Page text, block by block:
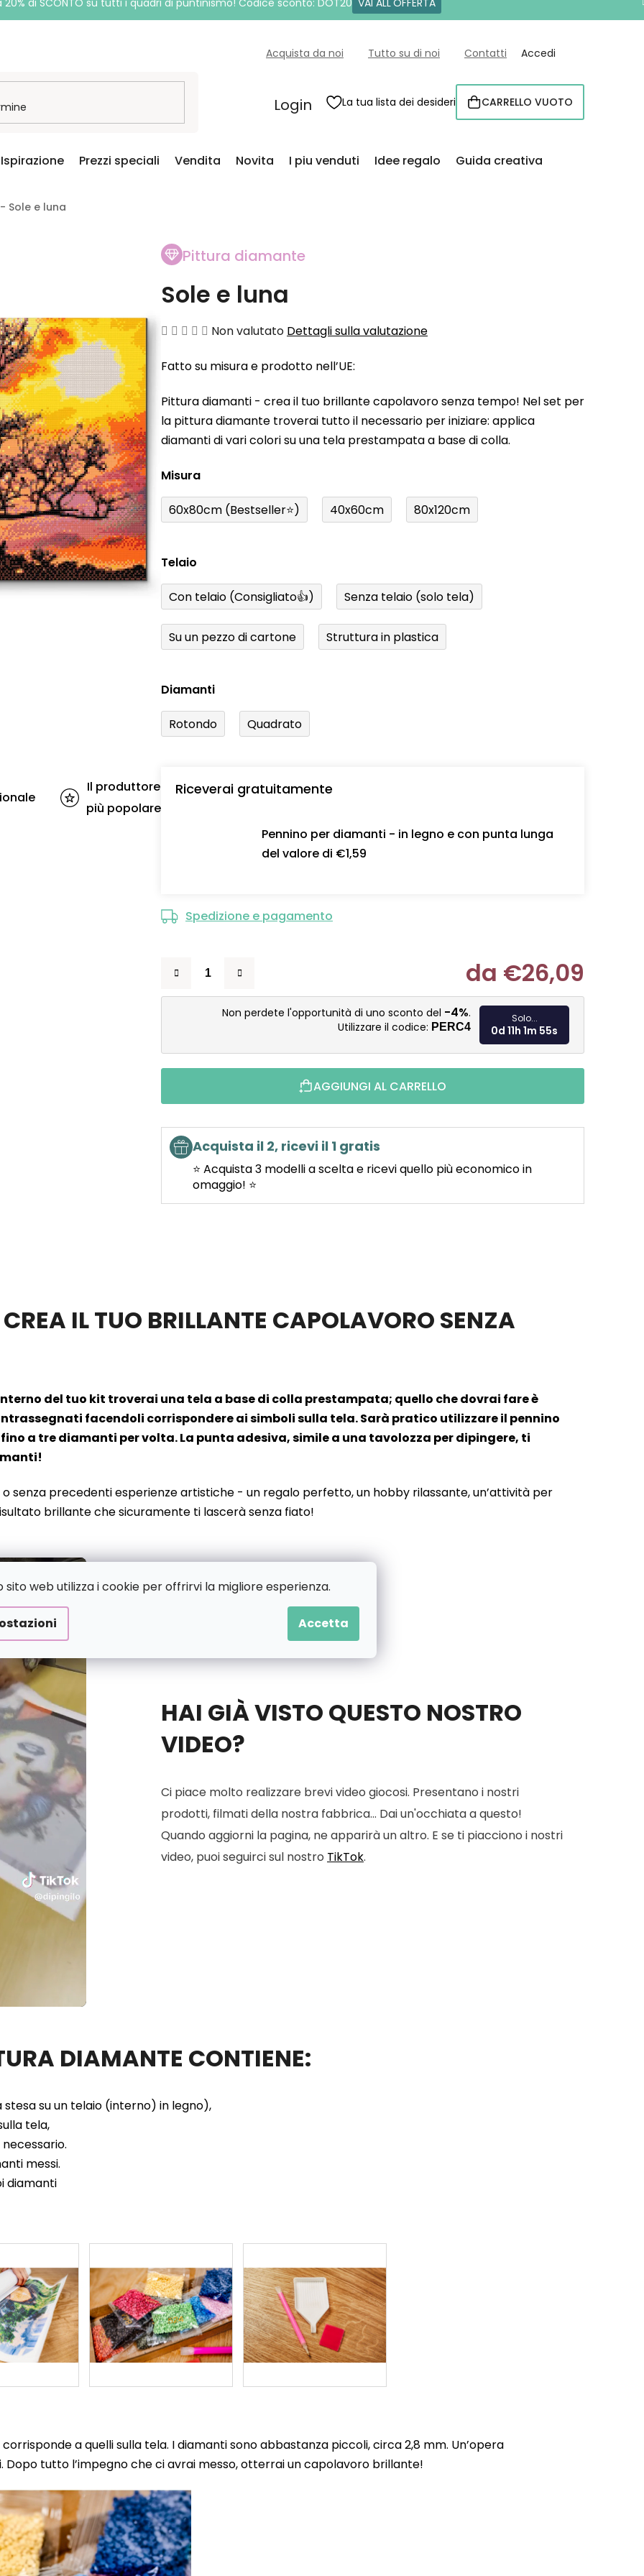
sito web utilizza i cookie per offrirvi la migliore esperienza.
Accetta
20% di SCONTO su tutti i quadri di puntinismo! Codice sconto: DOT20 VAI ALL'OFFERTA
Acquista da noi Tutto su di noi Contatti Accedi
Login La tua lista dei desideri CARRELLO
CARRELLO VUOTO
Ispirazione Prezzi speciali Vendita Novita I piu venduti Idee regalo Guida creativa
Sole e luna
Pittura diamante
Sole e luna
La
media
prodotto
è
0,0
stelle.
Non valutato Dettagli sulla valutazione
Fatto su misura e prodotto nell’UE:
Pittura diamanti - crea il tuo brillante capolavoro senza tempo! Nel set per
la pittura diamante troverai tutto il necessario per iniziare: applica
diamanti di vari colori su una tela prestampata a base di colla.
Misura
60x80cm (Bestseller⭐) 40x60cm 80x120cm
Telaio
Con telaio (Consigliato👍) Senza telaio (solo tela)
Su un pezzo di cartone Struttura in plastica
Diamanti
Rotondo Quadrato
Riceverai gratuitamente
Pennino per diamanti - in legno e con punta lunga
del valore di €1,59
Spedizione e pagamento
da €26,09
Misura
Non perdete l'opportunità di uno sconto del -4%.
Utilizzare il codice: PERC4
Solo...
0d 11h 1m 54s
AGGIUNGI AL CARRELLO
Acquista il 2, ricevi il 1 gratis
⭐ Acquista 3 modelli a scelta e ricevi quello più economico in
omaggio! ⭐
Il produttore
più popolare
IL TUO BRILLANTE CAPOLAVORO SENZA
del tuo kit troverai una tela a base di colla prestampata; quello che dovrai fare è
facendoli corrispondere ai simboli sulla tela. Sarà pratico utilizzare il pennino
a tre diamanti per volta. La punta adesiva, simile a una tavolozza per dipingere, ti
senza precedenti esperienze artistiche - un regalo perfetto, un hobby rilassante, un’attività per
brillante che sicuramente ti lascerà senza fiato!
HAI GIÀ VISTO QUESTO NOSTRO
VIDEO?
Ci piace molto realizzare brevi video giocosi. Presentano i nostri
prodotti, filmati della nostra fabbrica... Dai un'occhiata a questo!
Quando aggiorni la pagina, ne apparirà un altro. E se ti piacciono i nostri
video, puoi seguirci sul nostro TikTok.
DIAMANTE CONTIENE:
su un telaio (interno) in legno),
tela,
messi.
diamanti
a quelli sulla tela. I diamanti sono abbastanza piccoli, circa 2,8 mm. Un’opera
tutto l’impegno che ci avrai messo, otterrai un capolavoro brillante!